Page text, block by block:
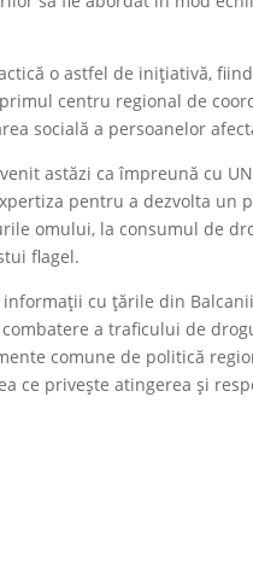
o astfel de inițiativă,
centru regional de
socială a persoanelor
astăzi ca împreună cu
pentru a dezvolta un
omului, la consumul de
flagel.
cu țările din
a traficului de
comune de politică
ce privește atingerea și